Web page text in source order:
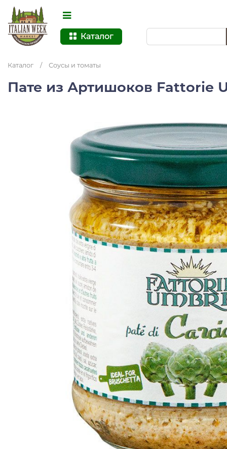
Каталог
Каталог / Соусы и томаты
Пате из Артишоков Fattorie